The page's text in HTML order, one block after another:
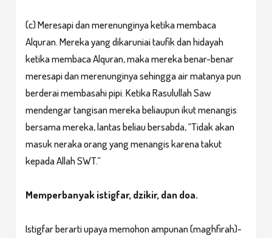
(c) Meresapi dan merenunginya ketika membaca
Alquran. Mereka yang dikaruniai taufik dan hidayah
ketika membaca Alquran, maka mereka benar-benar
meresapi dan merenunginya sehingga air matanya pun
berderai membasahi pipi. Ketika Rasulullah Saw
mendengar tangisan mereka beliaupun ikut menangis
bersama mereka, lantas beliau bersabda, “Tidak akan
masuk neraka orang yang menangis karena takut
kepada Allah SWT.”
Memperbanyak istigfar, dzikir, dan doa.
Istigfar berarti upaya memohon ampunan (maghfirah)-